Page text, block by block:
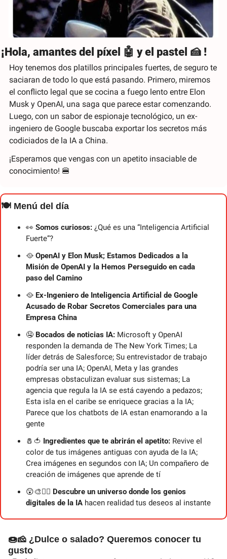
¡Hola, amantes del píxel 🤖 y el pastel 🍰 !
Hoy tenemos dos platillos principales fuertes, de seguro te
saciaran de todo lo que está pasando. Primero, miremos
el conflicto legal que se cocina a fuego lento entre Elon
Musk y OpenAI, una saga que parece estar comenzando.
Luego, con un sabor de espionaje tecnológico, un ex-
ingeniero de Google buscaba exportar los secretos más
codiciados de la IA a China.
¡Esperamos que vengas con un apetito insaciable de
conocimiento! 🍔
🍽️ Menú del día
👀 Somos curiosos: ¿Qué es una “Inteligencia Artificial
Fuerte”?
🥘 OpenAI y Elon Musk; Estamos Dedicados a la
Misión de OpenAI y la Hemos Perseguido en cada
paso del Camino
🥘 Ex-Ingeniero de Inteligencia Artificial de Google
Acusado de Robar Secretos Comerciales para una
Empresa China
🤤 Bocados de noticias IA: Microsoft y OpenAI
responden la demanda de The New York Times; La
líder detrás de Salesforce; Su entrevistador de trabajo
podría ser una IA; OpenAI, Meta y las grandes
empresas obstaculizan evaluar sus sistemas; La
agencia que regula la IA se está cayendo a pedazos;
Esta isla en el caribe se enriquece gracias a la IA;
Parece que los chatbots de IA estan enamorando a la
gente
🧂 🍅 Ingredientes que te abrirán el apetito: Revive el
color de tus imágenes antiguas con ayuda de la IA;
Crea imágenes en segundos con IA; Un compañero de
creación de imágenes que aprende de tí
😲🎨🧞‍♂️ Descubre un universo donde los genios
digitales de la IA hacen realidad tus deseos al instante
🍩🧀 ¿Dulce o salado? Queremos conocer tu
gusto